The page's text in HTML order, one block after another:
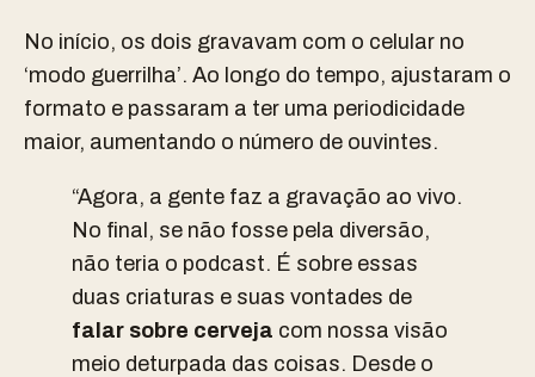
No início, os dois gravavam com o celular no
‘modo guerrilha’. Ao longo do tempo, ajustaram o
formato e passaram a ter uma periodicidade
maior, aumentando o número de ouvintes.
“Agora, a gente faz a gravação ao vivo.
No final, se não fosse pela diversão,
não teria o podcast. É sobre essas
duas criaturas e suas vontades de
falar sobre cerveja com nossa visão
meio deturpada das coisas. Desde o